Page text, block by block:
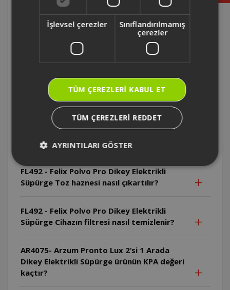
FL492 - Felix Polvo Pro Dikey Elektrikli
Süpürge Cihaz ticari kullanım için uygun
Süpürge Cihaz hangi yaş grubundaki
çocuklar tarafından kullanılabilir?
FL492 - Felix Polvo Pro Dikey Elektrikli
Süpürge Toz haznesi yıkandıktan sonra ne
yapılmalıdır?
FL492 - Felix Polvo Pro Dikey Elektrikli
Süpürge Toz haznesi nasıl çıkartılır?
FL492 - Felix Polvo Pro Dikey Elektrikli
Süpürge Cihazın filtresi nasıl temizlenir?
AR4075- Arzum Pronto Lux 2‘si 1 Arada
Dikey Elektrikli Süpürge ürünün KPA değeri
kaçtır?
İşlevsel çerezler
Sınıflandırılmamış
çerezler
TÜM ÇEREZLERI KABUL ET
TÜM ÇEREZLERI REDDET
AYRINTILARI GÖSTER